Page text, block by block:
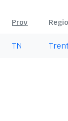
Prov
TN